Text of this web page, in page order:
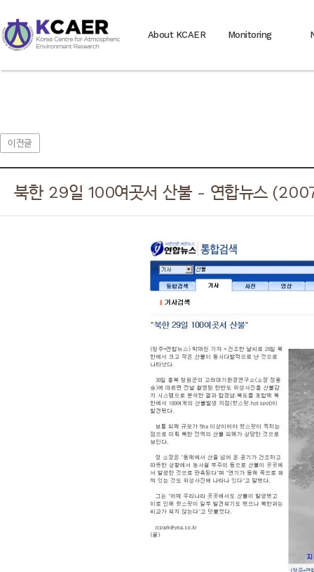
About KCAER Monitoring
이전글
북한 29일 100여곳서 산불 - 연합뉴스